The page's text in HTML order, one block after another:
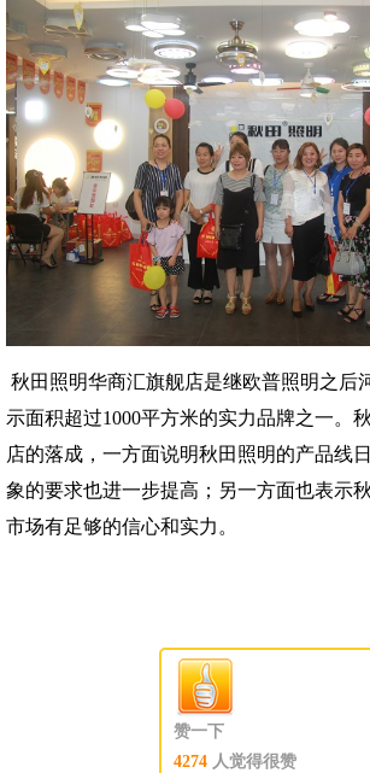
秋田照明华商汇旗舰店是继欧普照明之后
示面积超过1000平方米的实力品牌之一。
店的落成，一方面说明秋田照明的产品线
象的要求也进一步提高；另一方面也表示
市场有足够的信心和实力。
赞一下
4274 人觉得很赞